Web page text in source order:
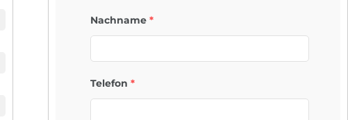
Nachname *
Telefon *